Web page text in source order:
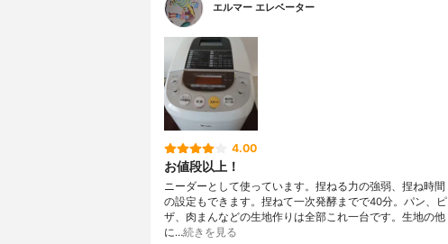
エルマー エレベーター
4.00
お値段以上！
ニーダーとして使っています。捏ねる力の強弱、捏ね時間
の設定もできます。捏ねて一次発酵までで40分。パン、ピ
ザ、肉まんなどの生地作りは全部これ一台です。生地の他
に…続きを見る